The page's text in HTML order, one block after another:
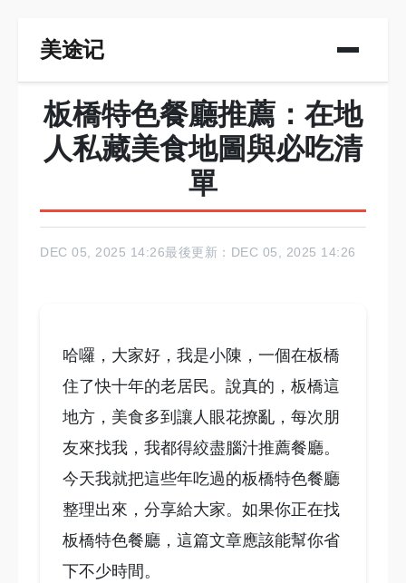
美途记
板橋特色餐廳推薦：在地
人私藏美食地圖與必吃清
單
DEC 05, 2025 14:26最後更新：DEC 05, 2025 14:26
哈囉，大家好，我是小陳，一個在板橋
住了快十年的老居民。說真的，板橋這
地方，美食多到讓人眼花撩亂，每次朋
友來找我，我都得絞盡腦汁推薦餐廳。
今天我就把這些年吃過的板橋特色餐廳
整理出來，分享給大家。如果你正在找
板橋特色餐廳，這篇文章應該能幫你省
下不少時間。